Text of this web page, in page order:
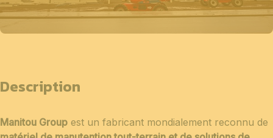
Description
Manitou Group est un fabricant mondialement reconnu de